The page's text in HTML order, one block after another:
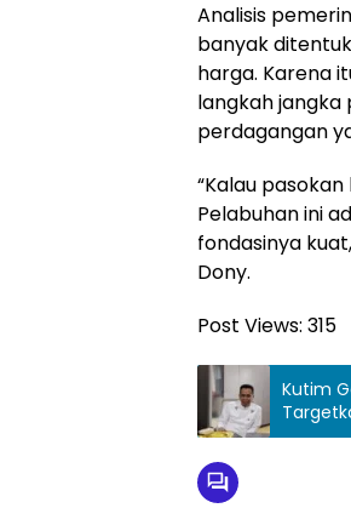
Analisis
banyak
harga. Karena
langkah
perdagangan
“Kalau
Pelabuhan ini
fondasinya
Dony.
Post Views: 315
Kutim